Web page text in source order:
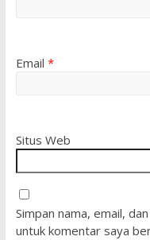
Email *
Situs Web
Simpan nama, email,
untuk komentar saya